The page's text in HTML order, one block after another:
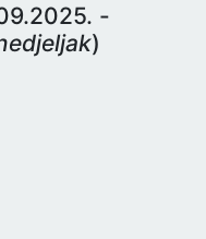
-
)